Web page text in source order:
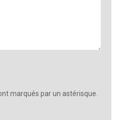
marqués par un astérisque.